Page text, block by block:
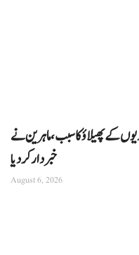
کے پھیلاؤ کا سبب، ماہرین نے
خبردار کر دیا
August 6, 2026